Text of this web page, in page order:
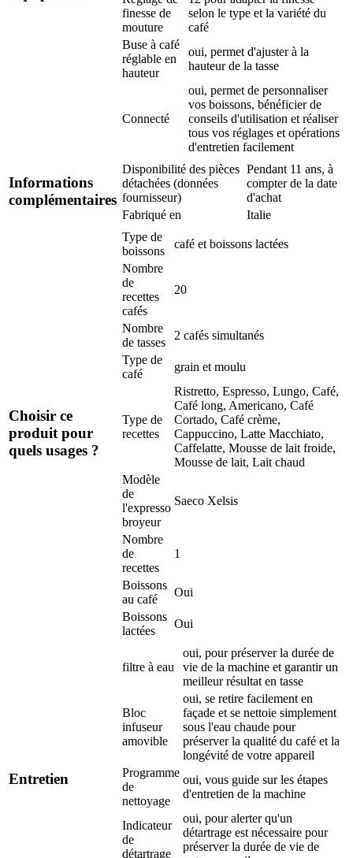
finesse de
mouture
selon le type et la variété du
café
Buse à café
réglable en
hauteur
oui, permet d'ajuster à la
hauteur de la tasse
Connecté
oui, permet de personnaliser
vos boissons, bénéficier de
conseils d'utilisation et réaliser
tous vos réglages et opérations
d'entretien facilement
Informations
complémentaires
Disponibilité des pièces
détachées (données
fournisseur)
Pendant 11 ans, à
compter de la date
d'achat
Fabriqué en
Italie
Choisir ce
produit pour
quels usages ?
Type de
boissons
café et boissons lactées
Nombre
de
recettes
cafés
20
Nombre
de tasses
2 cafés simultanés
Type de
café
grain et moulu
Type de
recettes
Ristretto, Espresso, Lungo, Café,
Café long, Americano, Café
Cortado, Café crème,
Cappuccino, Latte Macchiato,
Caffelatte, Mousse de lait froide,
Mousse de lait, Lait chaud
Modèle
de
l'expresso
broyeur
Saeco Xelsis
Nombre
de
recettes
1
Boissons
au café
Oui
Boissons
lactées
Oui
Entretien
filtre à eau
oui, pour préserver la durée de
vie de la machine et garantir un
meilleur résultat en tasse
Bloc
infuseur
amovible
oui, se retire facilement en
façade et se nettoie simplement
sous l'eau chaude pour
préserver la qualité du café et la
longévité de votre appareil
Programme
de
nettoyage
oui, vous guide sur les étapes
d'entretien de la machine
Indicateur
de
détartrage
oui, pour alerter qu'un
détartrage est nécessaire pour
préserver la durée de vie de